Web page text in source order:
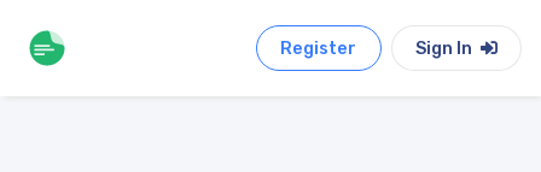
Register Sign In